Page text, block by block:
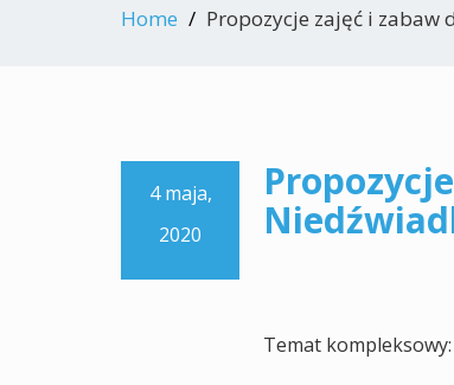
Home Propozycje zajęć i zabaw
4 maja,
2020
Temat